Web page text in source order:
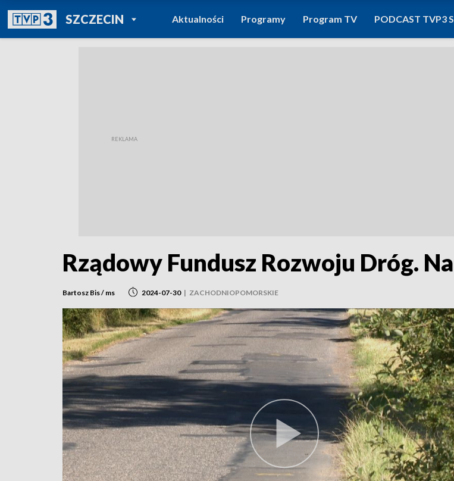
SZCZECINPOWRÓT DO
TVP REGIONY
Aktualności Programy Program TV PODCAST TVP3
Rządowy Fundusz Rozwoju Dróg.
Bartosz Bis / ms 2024-07-30 | ZACHODNIOPOMORSKIE